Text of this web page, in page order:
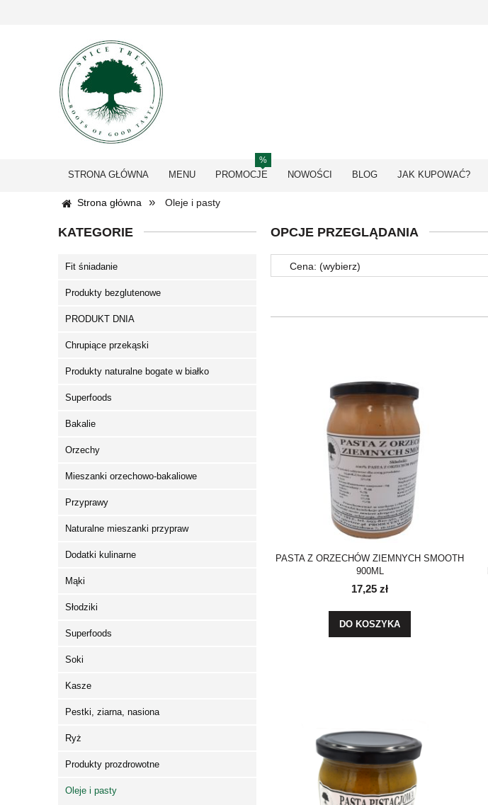
STRONA GŁÓWNA MENU PROMOCJE NOWOŚCI BLOG JAK KUPOWAĆ?
Strona główna » Oleje i pasty
KATEGORIE
Fit śniadanie
Produkty bezglutenowe
PRODUKT DNIA
Chrupiące przekąski
Produkty naturalne bogate w białko
Superfoods
Bakalie
Orzechy
Mieszanki orzechowo-bakaliowe
Przyprawy
Naturalne mieszanki przypraw
Dodatki kulinarne
Mąki
Słodziki
Superfoods
Soki
Kasze
Pestki, ziarna, nasiona
Ryż
Produkty prozdrowotne
Oleje i pasty
OPCJE PRZEGLĄDANIA
Cena: (wybierz)
PASTA Z ORZECHÓW ZIEMNYCH SMOOTH
900ML
17,25 zł
DO KOSZYKA